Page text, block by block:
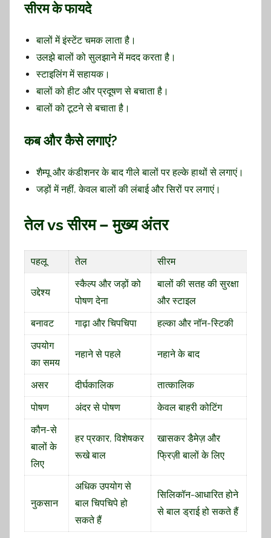
सीरम के फायदे
बालों में इंस्टेंट चमक लाता है।
उलझे बालों को सुलझाने में मदद करता है।
स्टाइलिंग में सहायक।
बालों को हीट और प्रदूषण से बचाता है।
बालों को टूटने से बचाता है।
कब और कैसे लगाएं?
शैम्पू और कंडीशनर के बाद गीले बालों पर हल्के हाथों से लगाएं।
जड़ों में नहीं, केवल बालों की लंबाई और सिरों पर लगाएं।
तेल vs सीरम – मुख्य अंतर
पहलू तेल सीरम
उद्देश्य
स्कैल्प और जड़ों को
पोषण देना
बालों की सतह की सुरक्षा
और स्टाइल
बनावट
गाढ़ा और चिपचिपा
हल्का और नॉन-स्टिकी
उपयोग
का समय
नहाने से पहले नहाने के बाद
असर दीर्घकालिक
तात्कालिक
पोषण
अंदर से पोषण
केवल बाहरी कोटिंग
कौन-से
बालों के
लिए
हर प्रकार, विशेषकर
रूखे बाल
खासकर डैमेज़ और
फ्रिज़ी बालों के लिए
नुकसान
अधिक उपयोग से
बाल चिपचिपे हो
सकते हैं
सिलिकॉन-आधारित होने
से बाल ड्राई हो सकते हैं